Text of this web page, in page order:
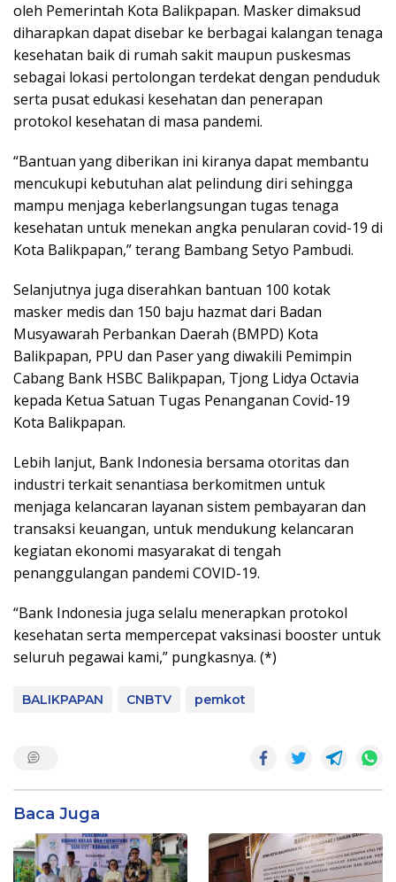
oleh Pemerintah Kota Balikpapan. Masker dimaksud
diharapkan dapat disebar ke berbagai kalangan tenaga
kesehatan baik di rumah sakit maupun puskesmas
sebagai lokasi pertolongan terdekat dengan penduduk
serta pusat edukasi kesehatan dan penerapan
protokol kesehatan di masa pandemi.
“Bantuan yang diberikan ini kiranya dapat membantu
mencukupi kebutuhan alat pelindung diri sehingga
mampu menjaga keberlangsungan tugas tenaga
kesehatan untuk menekan angka penularan covid-19 di
Kota Balikpapan,” terang Bambang Setyo Pambudi.
Selanjutnya juga diserahkan bantuan 100 kotak
masker medis dan 150 baju hazmat dari Badan
Musyawarah Perbankan Daerah (BMPD) Kota
Balikpapan, PPU dan Paser yang diwakili Pemimpin
Cabang Bank HSBC Balikpapan, Tjong Lidya Octavia
kepada Ketua Satuan Tugas Penanganan Covid-19
Kota Balikpapan.
Lebih lanjut, Bank Indonesia bersama otoritas dan
industri terkait senantiasa berkomitmen untuk
menjaga kelancaran layanan sistem pembayaran dan
transaksi keuangan, untuk mendukung kelancaran
kegiatan ekonomi masyarakat di tengah
penanggulangan pandemi COVID-19.
“Bank Indonesia juga selalu menerapkan protokol
kesehatan serta mempercepat vaksinasi booster untuk
seluruh pegawai kami,” pungkasnya. (*)
BALIKPAPAN CNBTV pemkot
Baca Juga